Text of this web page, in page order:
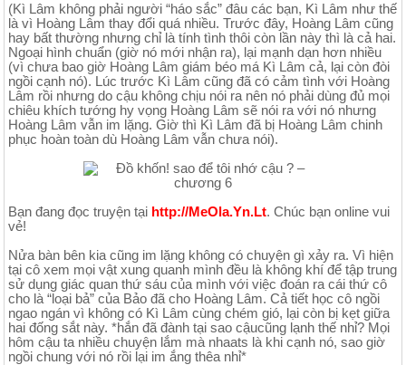
(Kì Lâm không phải người “háo sắc” đâu các bạn, Kì Lâm như thế
là vì Hoàng Lâm thay đổi quá nhiều. Trước đây, Hoàng Lâm cũng
hay bất thường nhưng chỉ là tính tình thôi còn lần này thì là cả hai.
Ngoại hình chuẩn (giờ nó mới nhận ra), lại mạnh dạn hơn nhiều
(vì chưa bao giờ Hoàng Lâm giám béo má Kì Lâm cả, lại còn đòi
ngồi cạnh nó). Lúc trước Kì Lâm cũng đã có cảm tình với Hoàng
Lâm rồi nhưng do cậu không chịu nói ra nên nó phải dùng đủ mọi
chiêu khích tướng hy vọng Hoàng Lâm sẽ nói ra với nó nhưng
Hoàng Lâm vẫn im lặng. Giờ thì Kì Lâm đã bị Hoàng Lâm chinh
phục hoàn toàn dù Hoàng Lâm vẫn chưa nói).
Bạn đang đọc truyện tại http://MeOla.Yn.Lt. Chúc bạn online vui
vẻ!
Nửa bàn bên kia cũng im lặng không có chuyện gì xảy ra. Vì hiện
tại cô xem mọi vật xung quanh mình đều là không khí để tập trung
sử dụng giác quan thứ sáu của mình với việc đoán ra cái thứ cô
cho là “loại bả” của Bảo đã cho Hoàng Lâm. Cả tiết học cô ngồi
ngao ngán vì không có Kì Lâm cùng chém gió, lại còn bị kẹt giữa
hai đống sắt này. *hắn đã đành tại sao cậucũng lạnh thế nhỉ? Mọi
hôm cậu ta nhiều chuyện lắm mà nhaats là khi cạnh nó, sao giờ
ngồi chung với nó rồi lại im ắng thêa nhỉ*